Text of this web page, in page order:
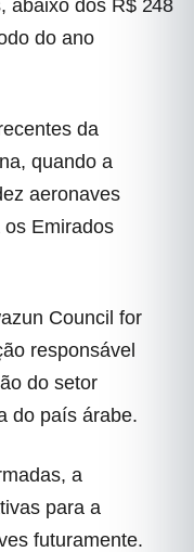
abaixo dos R$ 248
do ano
da
quando a
aeronaves
os Emirados
Council for
responsável
do setor
do país árabe.
a
para a
futuramente.